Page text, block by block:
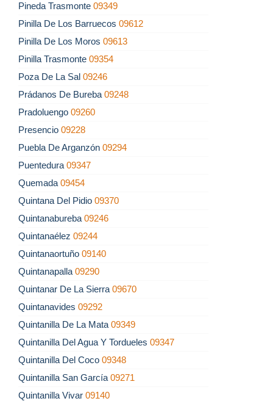
Pineda Trasmonte 09349
Pinilla De Los Barruecos 09612
Pinilla De Los Moros 09613
Pinilla Trasmonte 09354
Poza De La Sal 09246
Prádanos De Bureba 09248
Pradoluengo 09260
Presencio 09228
Puebla De Arganzón 09294
Puentedura 09347
Quemada 09454
Quintana Del Pidio 09370
Quintanabureba 09246
Quintanaélez 09244
Quintanaortuño 09140
Quintanapalla 09290
Quintanar De La Sierra 09670
Quintanavides 09292
Quintanilla De La Mata 09349
Quintanilla Del Agua Y Tordueles 09347
Quintanilla Del Coco 09348
Quintanilla San García 09271
Quintanilla Vivar 09140